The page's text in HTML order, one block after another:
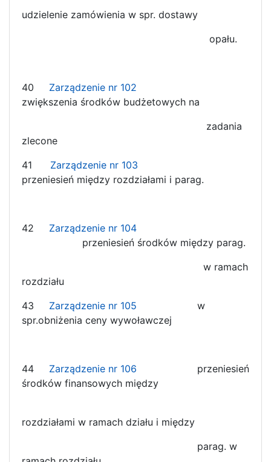
udzielenie zamówienia w spr. dostawy
opału.
40 Zarządzenie nr 102
zwiększenia środków budżetowych na
zadania
zlecone
41 Zarządzenie nr 103
przeniesień między rozdziałami i parag.
42
Zarządzenie nr 104
przeniesień środków między parag.
w ramach
rozdziału
43
Zarządzenie nr 105
w
spr.obniżenia ceny wywoławczej
44 Zarządzenie nr 106
przeniesień
środków finansowych między
rozdziałami w ramach działu i między
parag. w